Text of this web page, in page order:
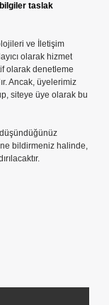
taslak
ve İletişim
olarak hizmet
olarak denetleme
Ancak, üyelerimiz
siteye üye olarak bu
bildirmeniz halinde,